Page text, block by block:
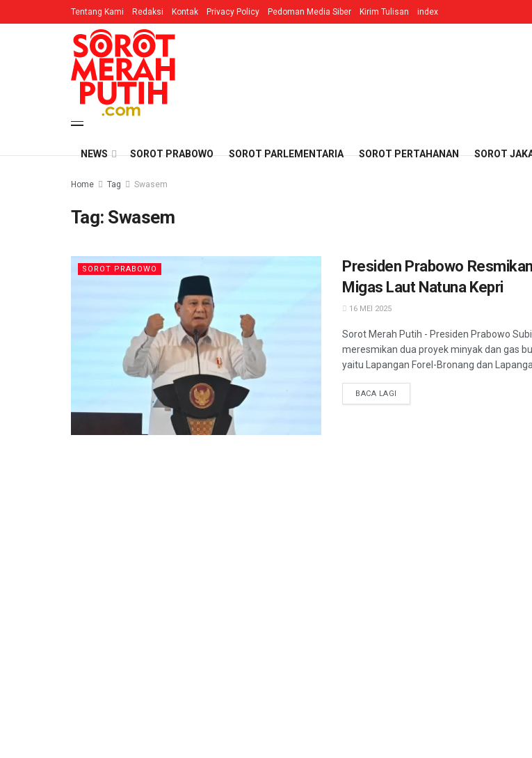
Tentang Kami Redaksi Kontak Privacy Policy Pedoman Media Siber Kirim Tulisan index
NEWS SOROT PRABOWO SOROT PARLEMENTARIA SOROT PERTAHANAN SOROT
Home Tag Swasem
Tag: Swasem
SOROT PRABOWO
Presiden Prabowo
Migas Laut Natuna Kepri
16 MEI 2025
Sorot Merah Putih - Presiden Prabowo
meresmikan dua proyek minyak dan gas
yaitu Lapangan Forel-Bronang dan
BACA LAGI